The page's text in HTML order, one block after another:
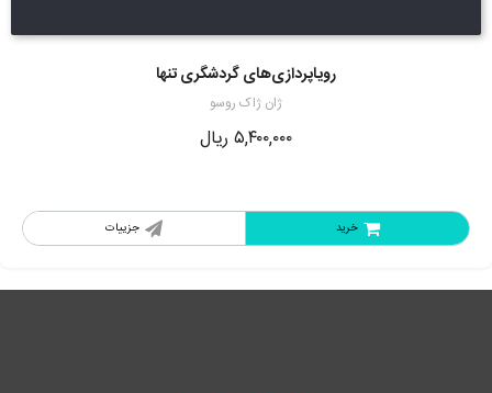
رویاپردازی‌های گردشگری تنها
ژان ژاک روسو
۵,۴۰۰,۰۰۰ ریال
جزییات خرید